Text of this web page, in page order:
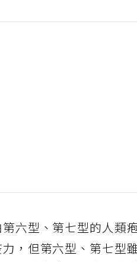
六型、第七型的人類
，但第六型、第七型